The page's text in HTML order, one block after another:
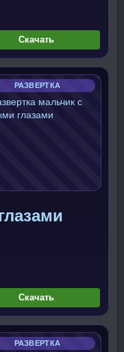
Скачать
РАЗВЕРТКА
Скачать
РАЗВЕРТКА